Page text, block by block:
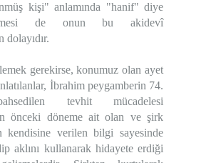
kişi" anlamında "hanif" diye
de onun bu akidevî
dolayıdır.
gerekirse, konumuz olan ayet
İbrahim peygamberin 74.
tevhit mücadelesi
önceki döneme ait olan ve şirk
kendisine verilen bilgi sayesinde
aklını kullanarak hidayete erdiği